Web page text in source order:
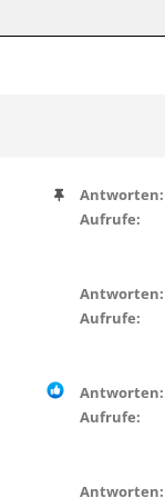
A
e
Antworten
Aufrufe
Antworten
Aufrufe
Antworten
Aufrufe
Antworten